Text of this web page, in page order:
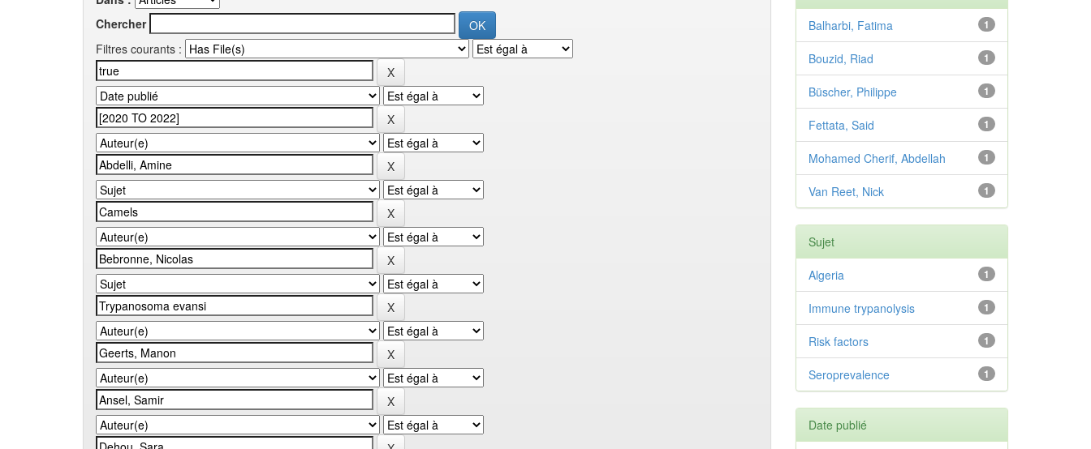
Chercher
Filtres courants :
1
Balharbi, Fatima
1
Bouzid, Riad
1
Büscher, Philippe
1
Fettata, Said
1
Mohamed Cherif, Abdellah
1
Van Reet, Nick
Sujet
1
Algeria
1
Immune trypanolysis
1
Risk factors
1
Seroprevalence
Date publié